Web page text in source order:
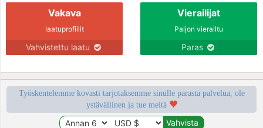
Vakava
laatuprofiilit
Vahvistettu laatu
Vierailijat
Paljon vierailtu
Paras
Työskentelemme kovasti tarjotaksemme sinulle parasta palvelua, ole
ystävällinen ja tue meitä